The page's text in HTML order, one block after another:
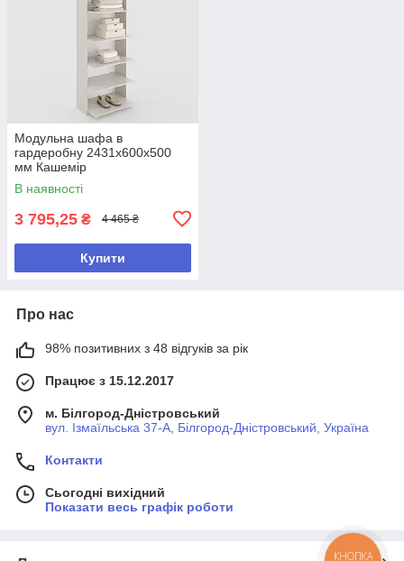
Модульна шафа в
гардеробну 2431х600х500
мм Кашемір
В наявності
3 795,25 ₴ 4 465 ₴
Купити
Про нас
98% позитивних з 48 відгуків за рік
Працює з 15.12.2017
м. Білгород-Дністровський
вул. Ізмаїльська 37-А, Білгород-Дністровський, Україна
Контакти
Сьогодні вихідний
Показати весь графік роботи
КНОПКА